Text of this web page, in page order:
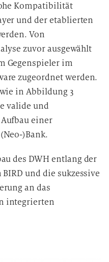
Kompatibilität
und der etablierten
Von
zuvor ausgewählt
Gegenspieler im
zugeordnet werden.
in Abbildung 3
valide und
einer
)Bank.
des DWH entlang der
und die sukzessive
an das
integrierten